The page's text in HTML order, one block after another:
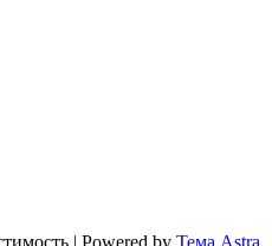
| Powered by Тема Astra